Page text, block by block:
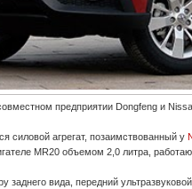
предприятии Dongfeng и
силовой агрегат, позаимствованный у
MR20 объемом 2,0 литра,
заднего вида, передний